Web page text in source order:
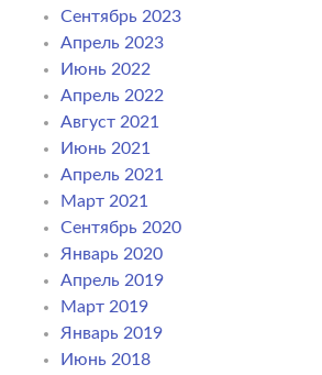
Сентябрь 2023
Апрель 2023
Июнь 2022
Апрель 2022
Август 2021
Июнь 2021
Апрель 2021
Март 2021
Сентябрь 2020
Январь 2020
Апрель 2019
Март 2019
Январь 2019
Июнь 2018